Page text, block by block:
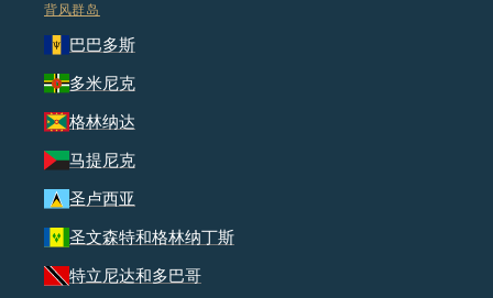
背风群岛
巴巴多斯
多米尼克
格林纳达
马提尼克
圣卢西亚
圣文森特和格林纳丁斯
特立尼达和多巴哥